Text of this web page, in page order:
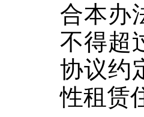
合本办
不得超
协议约
性租赁